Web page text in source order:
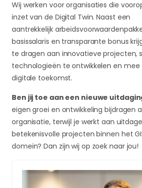
Wij werken voor organisaties die
inzet van de Digital Twin. Naast een
aantrekkelijk
basissalaris en transparante bonus
te dragen aan innovatieve projecten,
technologieën te ontwikkelen en
digitale toekomst.
Ben jij toe aan een nieuwe
eigen groei en ontwikkeling bijdragen
organisatie, terwijl je werkt aan
betekenisvolle projecten binnen het
domein? Dan zijn wij op zoek naar jou!